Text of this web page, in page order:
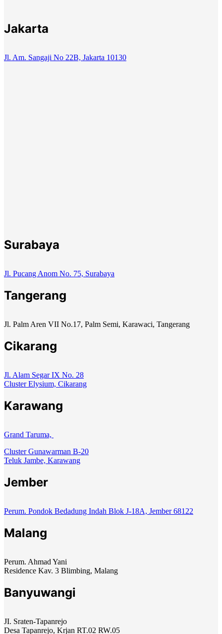
Jakarta
Jl. Am. Sangaji No 22B, Jakarta 10130
Surabaya
Jl. Pucang Anom No. 75, Surabaya
Tangerang
Jl. Palm Aren VII No.17, Palm Semi, Karawaci, Tangerang
Cikarang
Jl. Alam Segar IX No. 28
Cluster Elysium, Cikarang
Karawang
Grand Taruma,
Cluster Gunawarman B-20
Teluk Jambe, Karawang
Jember
Perum. Pondok Bedadung Indah Blok J-18A, Jember 68122
Malang
Perum. Ahmad Yani
Residence Kav. 3 Blimbing, Malang
Banyuwangi
JI. Sraten-Tapanrejo
Desa Tapanrejo, Krjan RT.02 RW.05